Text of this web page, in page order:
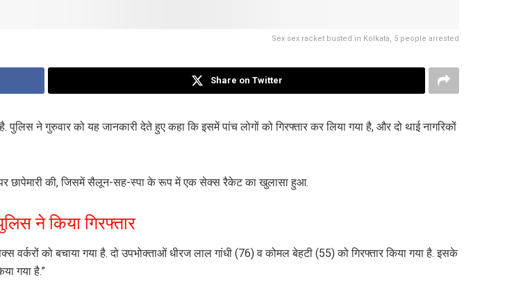
Sex sex racket busted in Kolkata, 5 people arrested
Share on Twitter
ने गुरुवार को यह जानकारी देते हुए कहा कि इसमें पांच लोगों को गिरफ्तार कर लिया गया है, और दो थाई नागरिकों
पर छापेमारी की, जिसमें सैलून-सह-स्पा के रूप में एक सेक्स रैकेट का खुलासा हुआ.
ने किया गिरफ्तार
को बचाया गया है. दो उपभोक्ताओं धीरज लाल गांधी (76) व कोमल बेहटी (55) को गिरफ्तार किया गया है. इसके
गया है.”